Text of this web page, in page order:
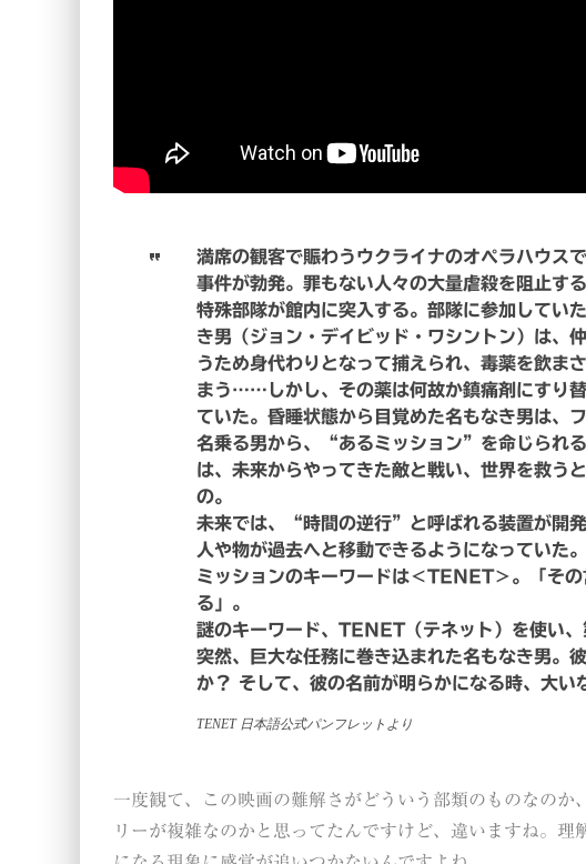
満席の観客で賑わうウクライナのオペラハウス
事件が勃発。罪もない人々の大量虐殺を阻止する
特殊部隊が館内に突入する。部隊に参加してい
き男（ジョン・デイビッド・ワシントン）は、
うため身代わりとなって捕えられ、毒薬を飲ま
まう……しかし、その薬は何故か鎮痛剤にすり
ていた。昏睡状態から目覚めた名もなき男は、
名乗る男から、“あるミッション”を命じられ
は、未来からやってきた敵と戦い、世界を救う
の。
未来では、“時間の逆行”と呼ばれる装置が開発
人や物が過去へと移動できるようになっていた。
ミッションのキーワードは＜TENET＞。「そ
る」。
謎のキーワード、TENET（テネット）を使い、
突然、巨大な任務に巻き込まれた名もなき男。
か？ そして、彼の名前が明らかになる時、大
TENET日本語公式パンフレットより
一度観て、この映画の難解さがどういう部類のものなのか
リーが複雑なのかと思ってたんですけど、違いますね。